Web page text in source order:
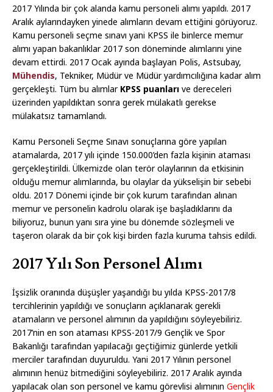
2017 Yılında bir çok alanda kamu personeli alımı yapıldı. 2017
Aralık aylarındayken yinede alımların devam ettiğini görüyoruz.
Kamu personeli seçme sınavı yani KPSS ile binlerce memur
alımı yapan bakanlıklar 2017 son döneminde alımlarını yine
devam ettirdi. 2017 Ocak ayında başlayan Polis, Astsubay,
Mühendis, Tekniker, Müdür ve Müdür yardımcılığına kadar alım
gerçekleşti. Tüm bu alımlar KPSS puanları ve dereceleri
üzerinden yapıldıktan sonra gerek mülakatlı gerekse
mülakatsız tamamlandı.
Kamu Personeli Seçme Sınavı sonuçlarına göre yapılan
atamalarda, 2017 yılı içinde 150.000’den fazla kişinin ataması
gerçekleştirildi. Ülkemizde olan terör olaylarının da etkisinin
olduğu memur alımlarında, bu olaylar da yükselişin bir sebebi
oldu. 2017 Dönemi içinde bir çok kurum tarafından alınan
memur ve personelin kadrolu olarak işe başladıklarını da
biliyoruz, bunun yanı sıra yine bu dönemde sözleşmeli ve
taşeron olarak da bir çok kişi birden fazla kuruma tahsis edildi.
2017 Yılı Son Personel Alımı
İşsizlik oranında düşüşler yaşandığı bu yılda KPSS-2017/8
tercihlerinin yapıldığı ve sonuçların açıklanarak gerekli
atamaların ve personel alımının da yapıldığını söyleyebiliriz.
2017’nin en son ataması KPSS-2017/9 Gençlik ve Spor
Bakanlığı tarafından yapılacağı geçtiğimiz günlerde yetkili
merciler tarafından duyuruldu. Yani 2017 Yılının personel
alımının henüz bitmediğini söyleyebiliriz. 2017 Aralık ayında
yapılacak olan son personel ve kamu görevlisi alımının Gençlik